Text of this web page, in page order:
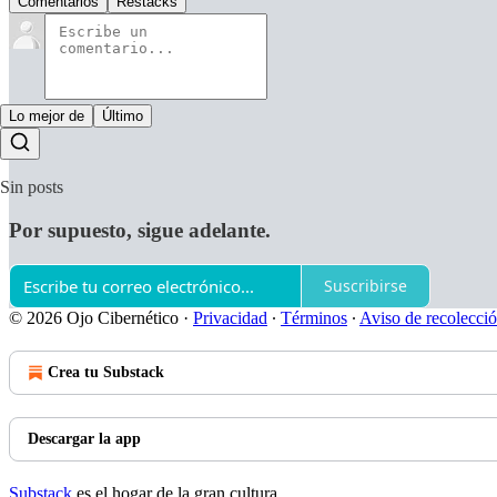
Lo mejor de Último
Sin posts
Por supuesto, sigue adelante.
Suscribirse
© 2026 Ojo Cibernético · Privacidad ∙ Términos ∙ Aviso de
Crea tu Substack
Descargar la app
Substack es el hogar de la gran cultura